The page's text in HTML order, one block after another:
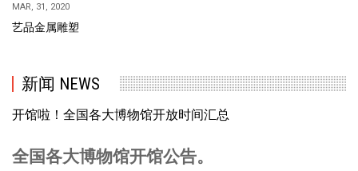
MAR, 31, 2020
艺品金属雕塑
新闻 NEWS
开馆啦！全国各大博物馆开放时间汇总
全国各大博物馆开馆公告。